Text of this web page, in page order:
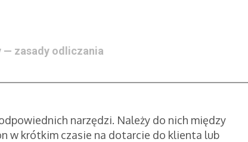
— zasady odliczania
narzędzi. Należy do nich między
w krótkim czasie na dotarcie do klienta lub